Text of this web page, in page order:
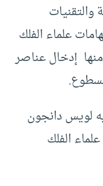
والتقنيات
علماء الفلك
منها إدخال عناصر
لويس دانجون
الفلك